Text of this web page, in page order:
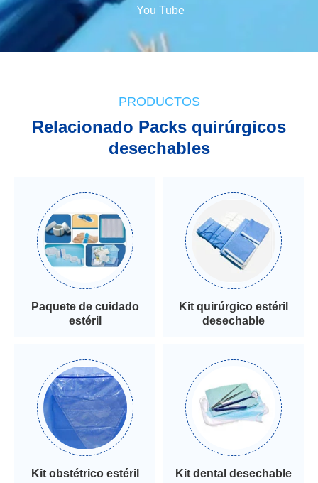
You Tube
PRODUCTOS
Relacionado Packs quirúrgicos
desechables
Paquete de cuidado
estéril
Kit quirúrgico estéril
desechable
Kit obstétrico estéril
Kit dental desechable